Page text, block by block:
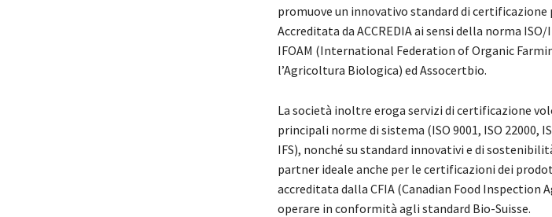
promuove un innovativo standard di
Accreditata da ACCREDIA ai sensi della norma
IFOAM (International Federation of Organic
l’Agricoltura Biologica) ed Assocertbio.
La società inoltre eroga servizi di certificazione
principali norme di sistema (ISO 9001, ISO 22000,
IFS), nonché su standard innovativi e di
partner ideale anche per le certificazioni dei
accreditata dalla CFIA (Canadian Food Inspection
operare in conformità agli standard Bio-Suisse.